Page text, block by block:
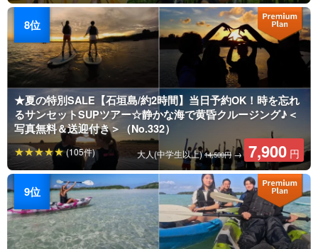
★夏の特別SALE【石垣島/約2時間】当日予約OK！時を忘れ
るサンセットSUPツアー☆静かな海で黄昏クルージング♪＜
写真無料＆送迎付き＞（No.332）
大人(中学生以上)14,500円→ 7,900 円
(105件)